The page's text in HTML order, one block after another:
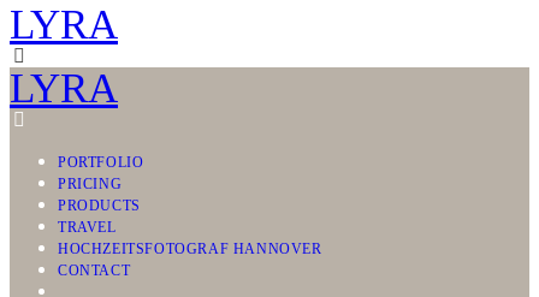
LYRA
LYRA
PORTFOLIO
PRICING
PRODUCTS
TRAVEL
HOCHZEITSFOTOGRAF HANNOVER
CONTACT